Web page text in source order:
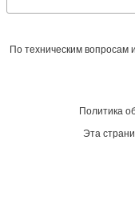
По техническим вопросам
Политика
Эта